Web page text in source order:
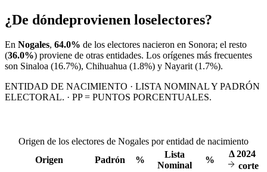
¿De dóndeprovienen loselectores?
En Nogales, 64.0% de los electores nacieron en Sonora; el resto
(36.0%) proviene de otras entidades. Los orígenes más frecuentes
son Sinaloa (16.7%), Chihuahua (1.8%) y Nayarit(1.7%).
ENTIDAD DE NACIMIENTO · LISTA NOMINAL Y PADRÓN
ELECTORAL. · PP = PUNTOS PORCENTUALES.
Origen de los electores de Nogales por entidad de nacimiento
Origen
Padrón %
Lista
Nominal
%
Δ2024
corte